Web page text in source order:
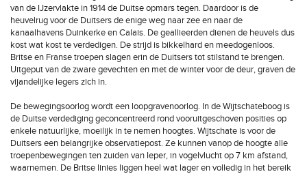
van de IJzervlakte in 1914 de Duitse opmars tegen. Daardoor is de
heuvelrug voor de Duitsers de enige weg naar zee en naar de
kanaalhavens Duinkerke en Calais. De geallieerden dienen de heuvels dus
kost wat kost te verdedigen. De strijd is bikkelhard en meedogenloos.
Britse en Franse troepen slagen erin de Duitsers tot stilstand te brengen.
Uitgeput van de zware gevechten en met de winter voor de deur, graven de
vijandelijke legers zich in.
De bewegingsoorlog wordt een loopgravenoorlog. In de Wijtschateboog is
de Duitse verdediging geconcentreerd rond vooruitgeschoven posities op
enkele natuurlijke, moeilijk in te nemen hoogtes. Wijtschate is voor de
Duitsers een belangrijke observatiepost. Ze kunnen vanop de hoogte alle
troepenbewegingen ten zuiden van Ieper, in vogelvlucht op 7 km afstand,
waarnemen. De Britse linies liggen heel wat lager en volledig in het bereik